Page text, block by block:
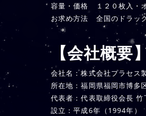
容量・価格 １２０枚入・
お求め方法 全国のドラッ
【会社概要】
会社名：株式会社プラセス
所在地：福岡県福岡市博
代表者：代表取締役会長 竹
設立：平成6年（1994年）